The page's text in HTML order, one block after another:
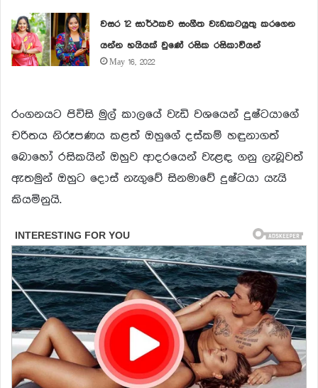
වසර 12 සාර්ථකව සංගීත වැඩකටයුතු කරගෙන
යන්න හයියක් වුණේ රසික රසිකාවියන්
May 16, 2022
රංගනයට පිවිසි මුල් කාලයේ වැඩි වශයෙන් දුෂ්ටයාගේ
චරිතය නිරූපණය කළත් ඔහුගේ දස්කම් හඳුනාගත්
බොහෝ රසිකයින් ඔහුව ආදරයෙන් වැළඳ ගනු ලැබූවත්
ඇතමුන් ඔහුට දොස් නැගුවේ සිනමාවේ දුෂ්ටයා යැයි
කියමිනුයි.